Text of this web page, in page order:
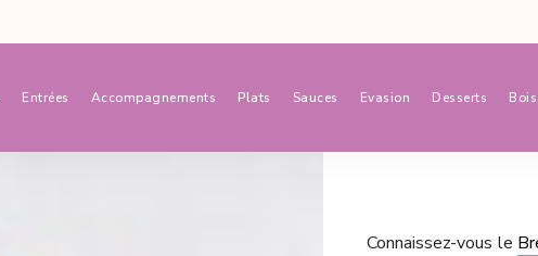
Entrées Accompagnements Plats Sauces Evasion Desserts
Connaissez-vous le